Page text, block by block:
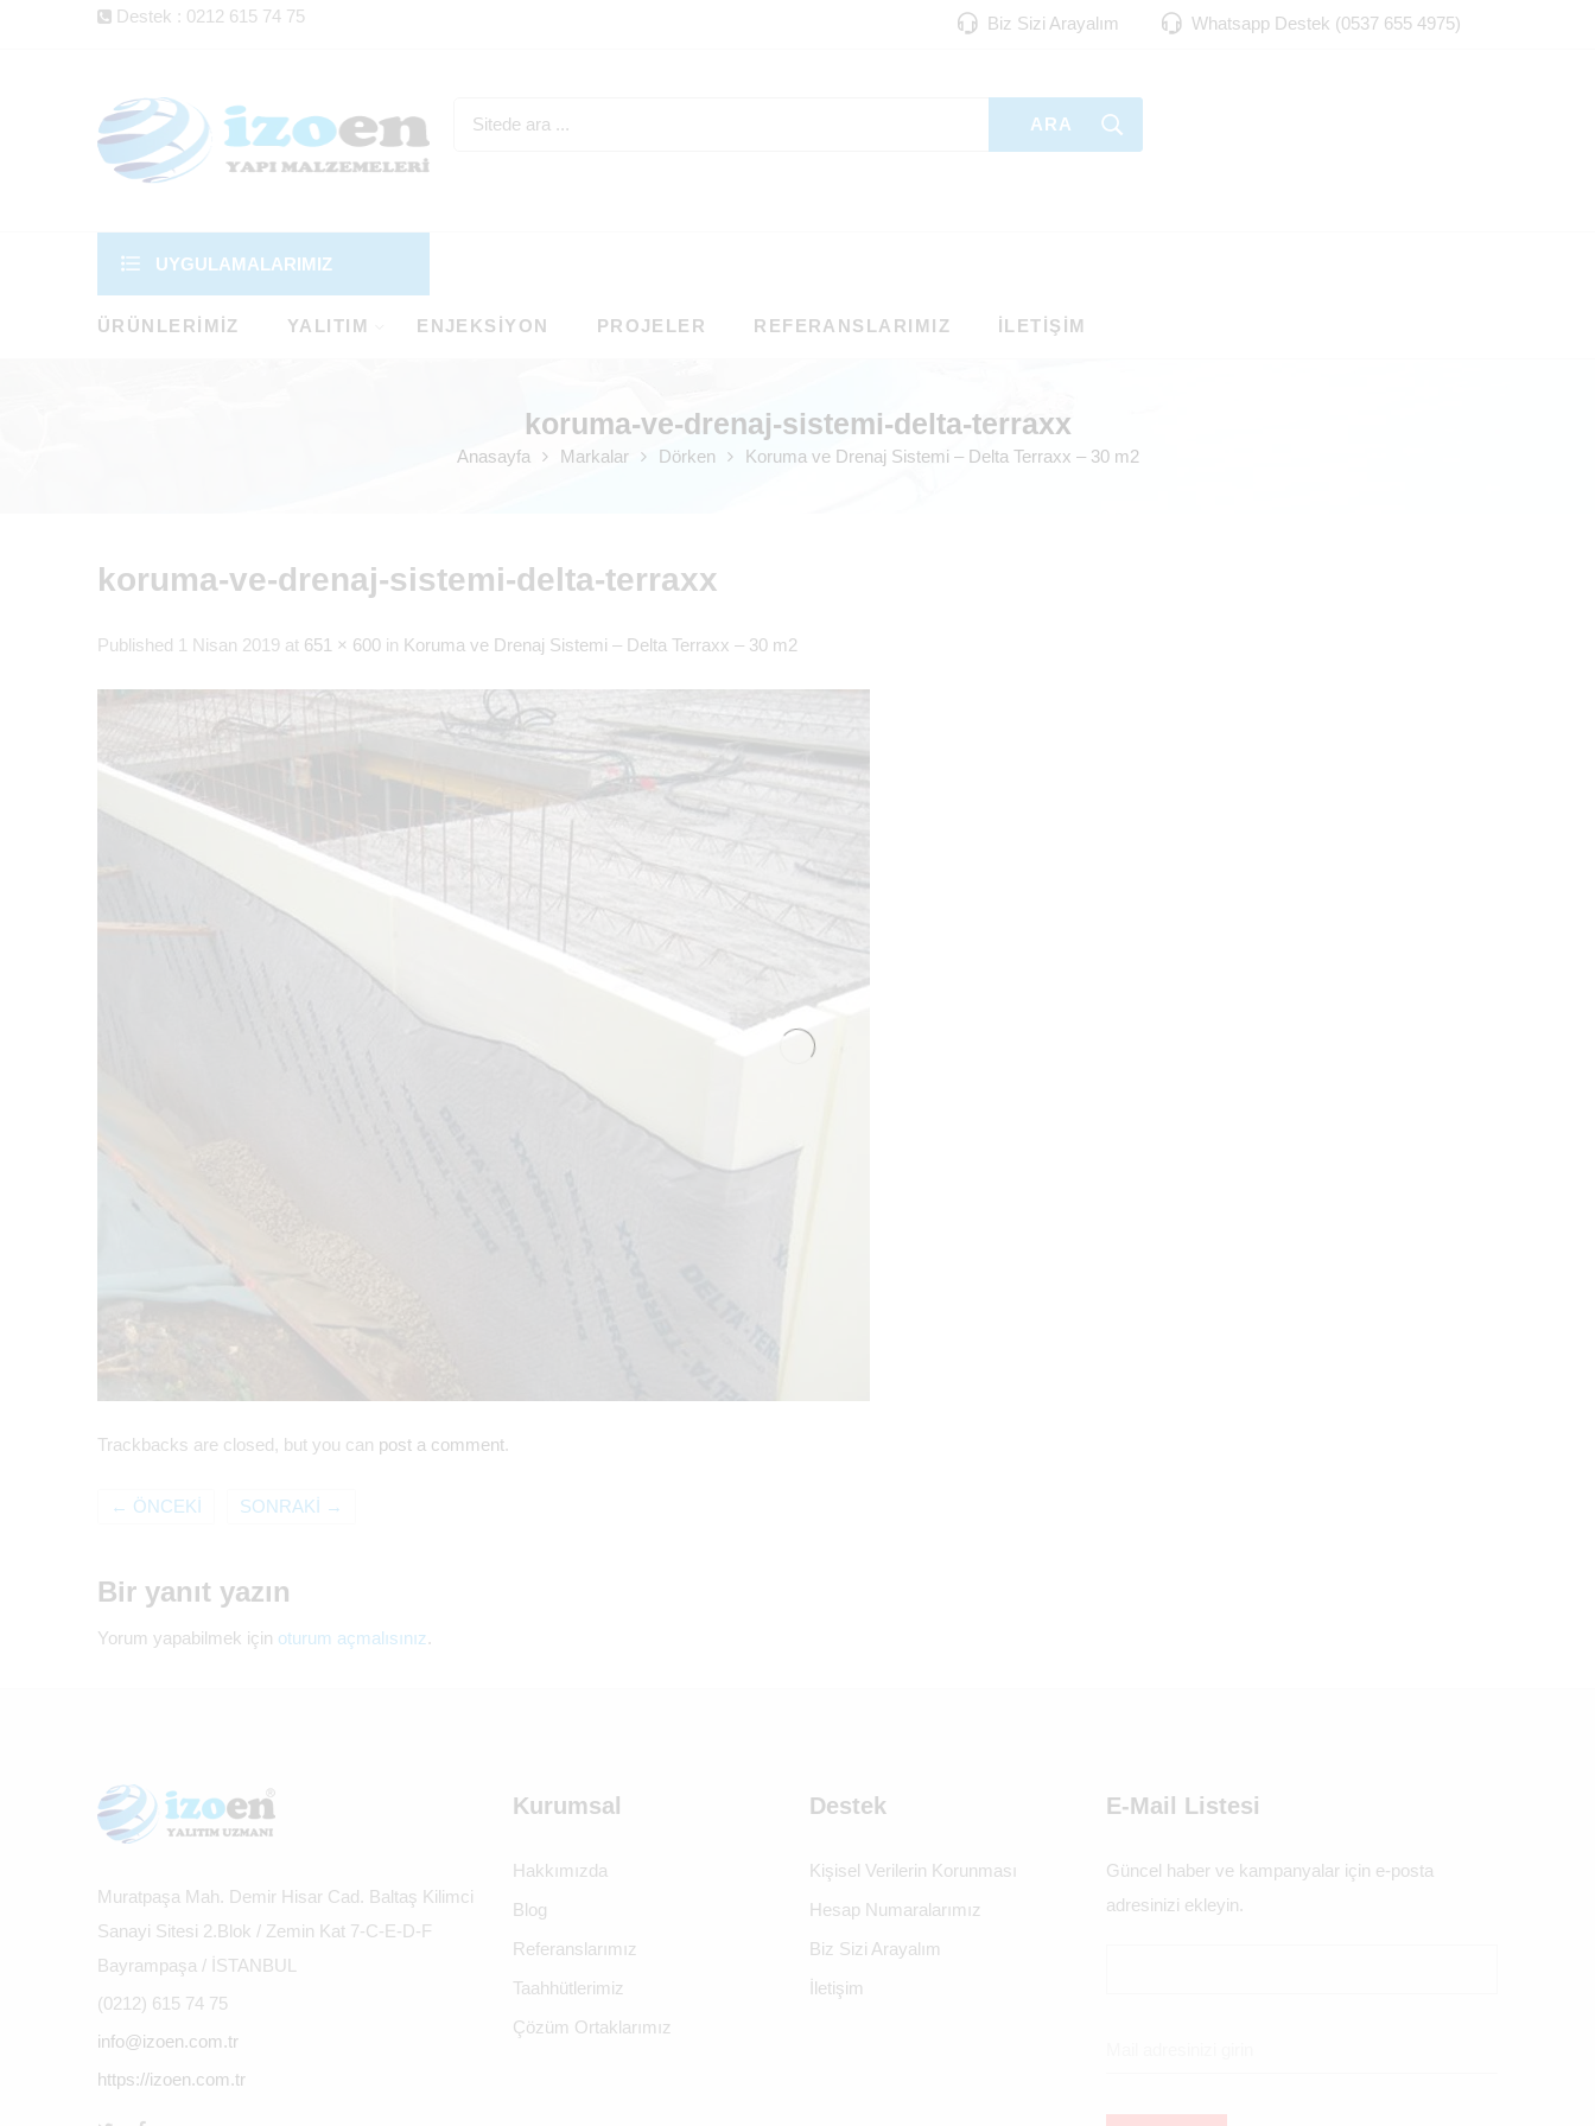
Destek : 0212 615 74 75 Biz Sizi Arayalım Whatsapp Destek (0537 655 4975)
ARA
UYGULAMALARIMIZ
ÜRÜNLERIMIZ YALITIM ENJEKSIYON PROJELER REFERANSLARIMIZ İLETIŞIM
koruma-ve-drenaj-sistemi-delta-terraxx
Anasayfa Markalar Dörken Koruma ve Drenaj Sistemi – Delta Terraxx – 30 m2
koruma-ve-drenaj-sistemi-delta-terraxx
Published 1 Nisan 2019 at 651 × 600 in Koruma ve Drenaj Sistemi – Delta Terraxx – 30 m2
Trackbacks are closed, but you can post a comment.
← ÖNCEKI SONRAKI →
Bir yanıt yazın
Yorum yapabilmek için oturum açmalısınız.
Muratpaşa Mah. Demir Hisar Cad. Baltaş Kilimci
Sanayi Sitesi 2.Blok / Zemin Kat 7-C-E-D-F
Bayrampaşa / İSTANBUL
(0212) 615 74 75
info@izoen.com.tr
https://izoen.com.tr
Kurumsal
Hakkımızda
Blog
Referanslarımız
Taahhütlerimiz
Çözüm Ortaklarımız
Destek
Kişisel Verilerin Korunması
Hesap Numaralarımız
Biz Sizi Arayalım
İletişim
E-Mail Listesi
Güncel haber ve kampanyalar için e-posta
adresinizi ekleyin.